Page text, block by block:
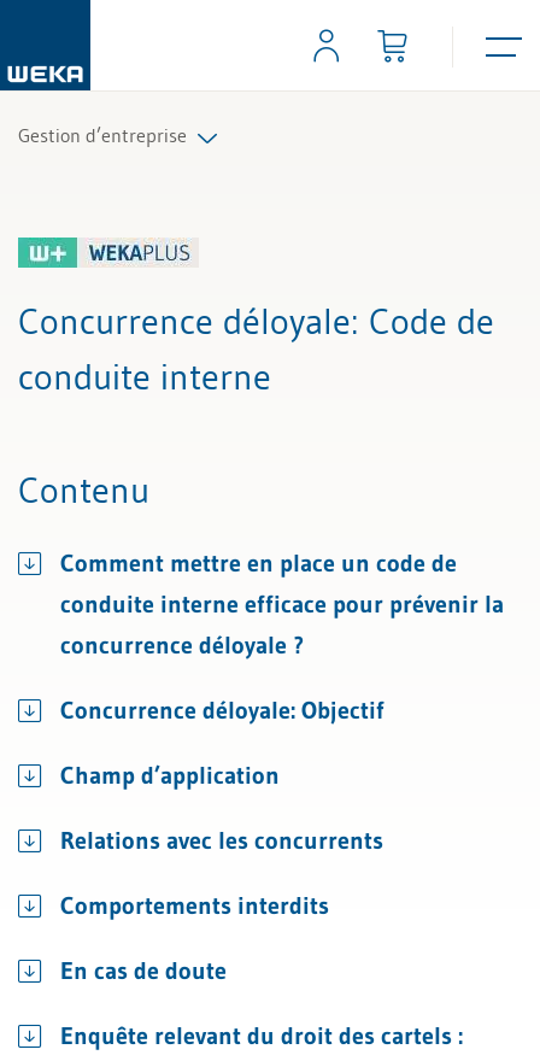
Gestion d’entreprise
Concurrence déloyale: Code de
conduite interne
Contenu
Comment mettre en place un code de
conduite interne efficace pour prévenir la
concurrence déloyale ?
Concurrence déloyale: Objectif
Champ d’application
Relations avec les concurrents
Comportements interdits
En cas de doute
Enquête relevant du droit des cartels :